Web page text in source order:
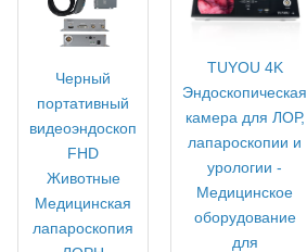
Черный
портативный
видеоэндоскоп
FHD
Животные
Медицинская
лапароскопия
TUYOU 4K
Эндоскопическая
камера для ЛОР,
лапароскопии и
урологии -
Медицинское
оборудование
для